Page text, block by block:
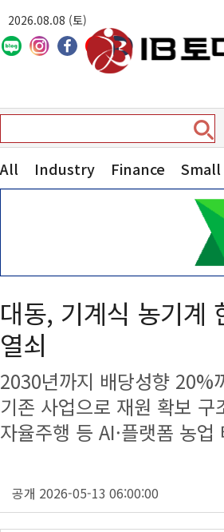
2026.08.08 (토)
All Industry Finance Small
대동, 기계식 농기
열쇠
2030년까지 배당성향 20%
기존 사업으로 재원 확보
자율주행 등 AI·플랫폼 농
공개 2026-05-13 06:00:00